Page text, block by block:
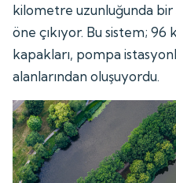
kilometre uzunluğunda
öne çıkıyor. Bu sistem;
kapakları, pompa
alanlarından oluşuyordu.